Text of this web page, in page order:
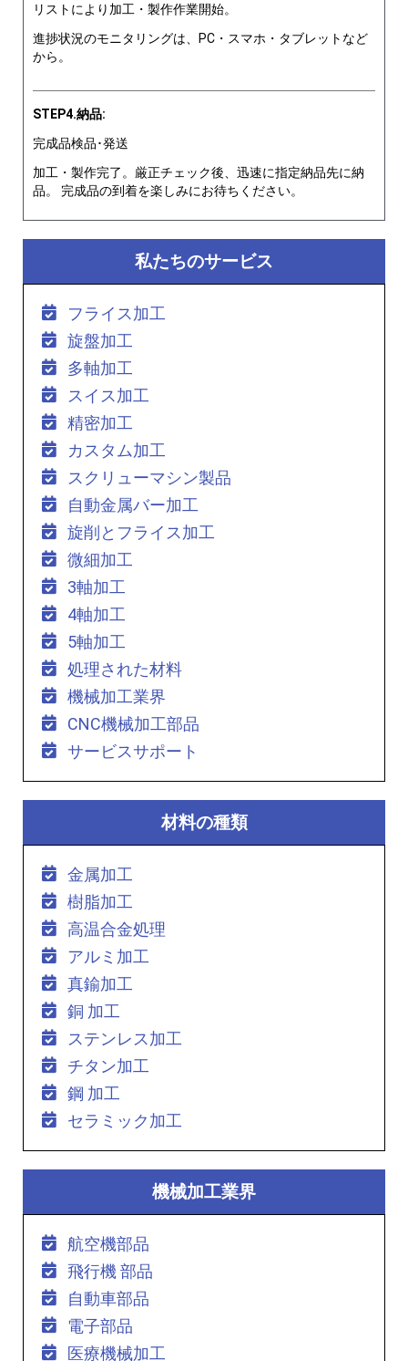
リストにより加工・製作作業開始。
進捗状況のモニタリングは、PC・スマホ・タブレットなど
から。
STEP4.納品:
完成品検品･発送
加工・製作完了。厳正チェック後、迅速に指定納品先に納
品。 完成品の到着を楽しみにお待ちください。
私たちのサービス
フライス加工
旋盤加工
多軸加工
スイス加工
精密加工
カスタム加工
スクリューマシン製品
自動金属バー加工
旋削とフライス加工
微細加工
3軸加工
4軸加工
5軸加工
処理された材料
機械加工業界
CNC機械加工部品
サービスサポート
材料の種類
金属加工
樹脂加工
高温合金処理
アルミ加工
真鍮加工
銅 加工
ステンレス加工
チタン加工
鋼 加工
セラミック加工
機械加工業界
航空機部品
飛行機 部品
自動車部品
電子部品
医療機械加工